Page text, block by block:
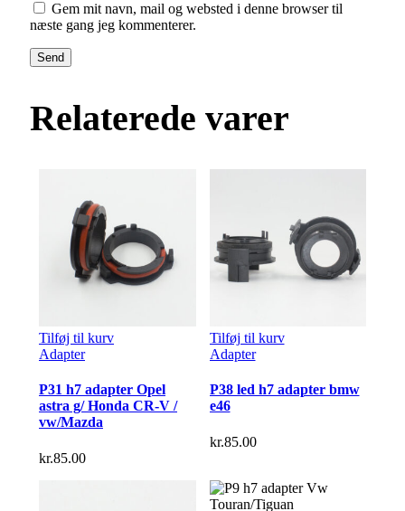
Gem mit navn, mail og websted i denne browser til
næste gang jeg kommenterer.
Send
Relaterede varer
Tilføj til kurv
Adapter
P31 h7 adapter Opel
astra g/ Honda CR-V /
vw/Mazda
kr.85.00
Tilføj til kurv
Adapter
P38 led h7 adapter bmw
e46
kr.85.00